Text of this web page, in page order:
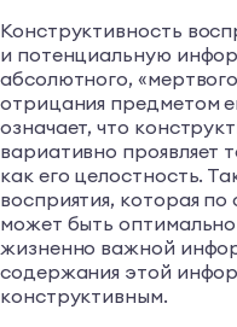
Конструктивность
и потенциальную
абсолютного,
отрицания предметом
означает, что
вариативно проявляет
как его целостность.
восприятия, которая
может быть
жизненно важной
содержания этой
конструктивным.